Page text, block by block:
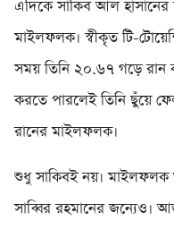
এদিকে সাকিব আল
মাইলফলক। স্বীকৃত টি-
সময় তিনি ২০.৬৭ গড়ে
করতে পারলেই তিনি ছুঁয়ে
রানের মাইলফলক।
শুধু সাকিবই নয়। মাইলফলক
সাব্বির রহমানের জন্যেও।